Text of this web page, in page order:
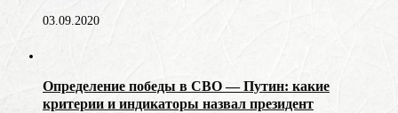
03.09.2020
Определение победы в СВО — Путин: какие
критерии и индикаторы назвал президент